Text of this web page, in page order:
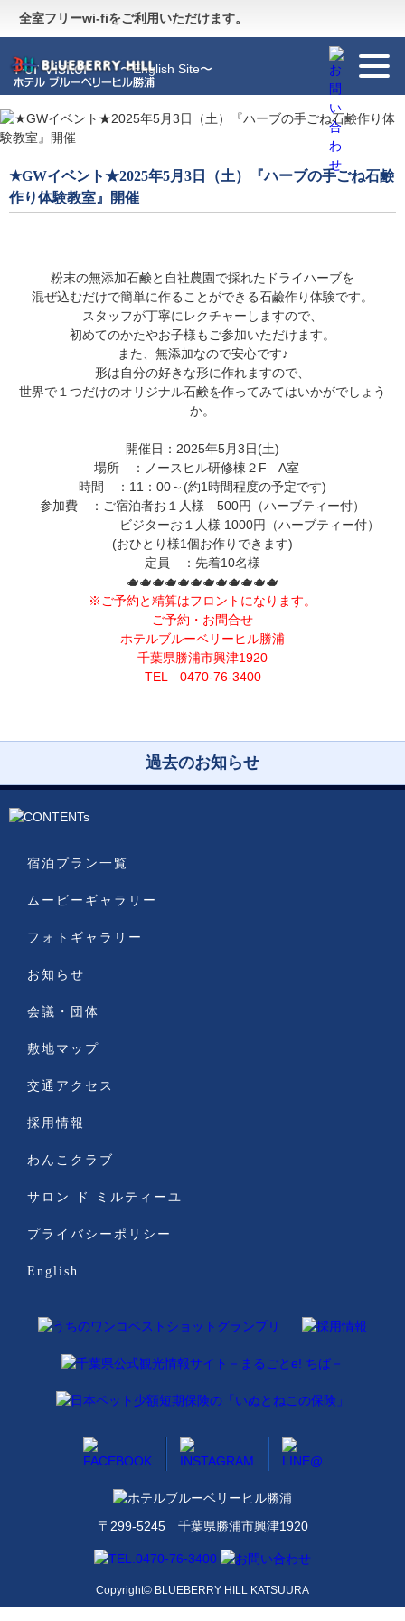
全室フリーwi-fiをご利用いただけます。
Guide 〜施設のご案内〜
For Visitor 〜English Site〜
★GWイベント★2025年5月3日（土）『ハーブの手ごね石鹸
作り体験教室』開催
粉末の無添加石鹸と自社農園で採れたドライハーブを
混ぜ込むだけで簡単に作ることができる石鹼作り体験です。
スタッフが丁寧にレクチャーしますので、
初めてのかたやお子様もご参加いただけます。
また、無添加なので安心です♪
形は自分の好きな形に作れますので、
世界で１つだけのオリジナル石鹸を作ってみてはいかがでしょう
か。
開催日：2025年5月3日(土)
場所 ：ノースヒル研修棟２F A室
時間 ：11：00～(約1時間程度の予定です)
参加費 ：ご宿泊者お１人様 500円（ハーブティー付）
ビジターお１人様 1000円（ハーブティー付）
(おひとり様1個お作りできます)
定員 ：先着10名様
🫖🫖🫖🫖🫖🫖🫖🫖🫖🫖🫖🫖
※ご予約と精算はフロントになります。
ご予約・お問合せ
ホテルブルーベリーヒル勝浦
千葉県勝浦市興津1920
TEL 0470-76-3400
過去のお知らせ
宿泊プラン一覧
ムービーギャラリー
フォトギャラリー
お知らせ
会議・団体
敷地マップ
交通アクセス
採用情報
わんこクラブ
サロン ド ミルティーユ
プライバシーポリシー
English
〒299-5245 千葉県勝浦市興津1920
Copyright© BLUEBERRY HILL KATSUURA